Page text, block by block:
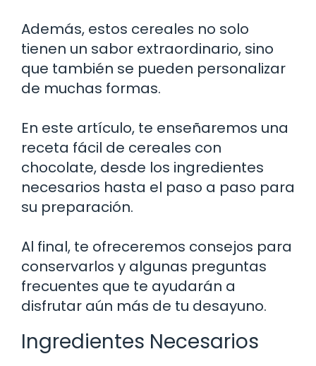
Además, estos cereales no solo
tienen un sabor extraordinario, sino
que también se pueden personalizar
de muchas formas.
En este artículo, te enseñaremos una
receta fácil de cereales con
chocolate, desde los ingredientes
necesarios hasta el paso a paso para
su preparación.
Al final, te ofreceremos consejos para
conservarlos y algunas preguntas
frecuentes que te ayudarán a
disfrutar aún más de tu desayuno.
Ingredientes Necesarios